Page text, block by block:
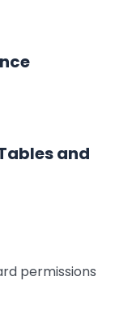
and
permissions